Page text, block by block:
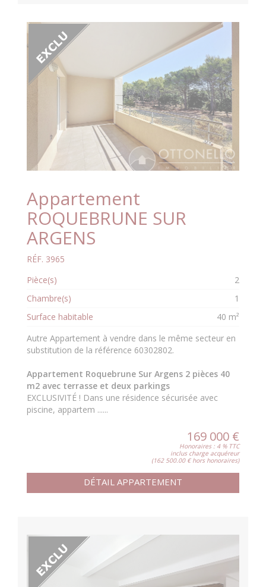
Appartement
ROQUEBRUNE SUR
ARGENS
RÉF. 3965
Pièce(s)
2
Chambre(s)
1
Surface habitable
40 m²
Autre Appartement à vendre dans le même secteur en
substitution de la référence 60302802.
Appartement Roquebrune Sur Argens 2 pièces 40
m2 avec terrasse et deux parkings
EXCLUSIVITÉ ! Dans une résidence sécurisée avec
piscine, appartem ......
169 000 €
Honoraires : 4 % TTC
inclus charge acquéreur
(162 500.00 € hors honoraires)
DÉTAIL APPARTEMENT